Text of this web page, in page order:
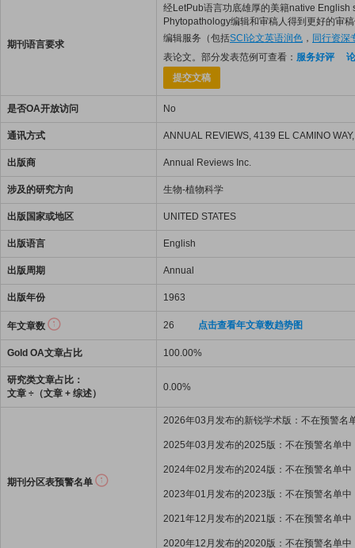
期刊语言要求
经LetPub语言功底雄厚的美籍native
Phytopathology编辑和审稿人得到更好的审
编辑服务（包括SCI论文英语润色 ， 同行资深
表论文。部分发表范例可查看： 服务好评
提交文稿
是否OA开放访问 No
通讯方式 ANNUAL REVIEWS, 4139 EL CAMINO
出版商 Annual Reviews Inc.
涉及的研究方向 生物-植物科学
出版国家或地区 UNITED STATES
出版语言 English
出版周期 Annual
出版年份 1963
年文章数 26 点击查看年文章数趋势图
Gold OA文章占比 100.00%
研究类文章占比：
文章 ÷（文章 + 综述）
0.00%
期刊分区表预警名单
2026年03月发布的新锐学术版：不在预警名
2025年03月发布的2025版：不在预警名单中
2024年02月发布的2024版：不在预警名单中
2023年01月发布的2023版：不在预警名单中
2021年12月发布的2021版：不在预警名单中
2020年12月发布的2020版：不在预警名单中